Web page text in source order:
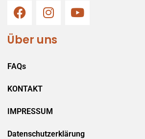
Über uns
FAQs
KONTAKT
IMPRESSUM
Datenschutzerklärung